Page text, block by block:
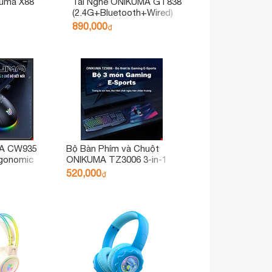
(2.4G+Bluetooth+Wired)
Tri-Mode White Pink
890,000₫
CW935
Mouse
&
Bộ Bàn Phím và Chuột
ONIKUMA TZ3006 3-in-1
520,000₫